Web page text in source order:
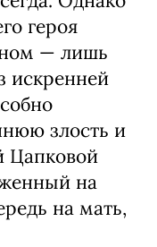
героя
— лишь
искренней
злость и
Цапковой
на
на мать,